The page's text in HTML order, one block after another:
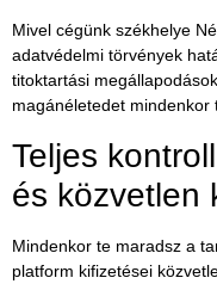
Mivel cégünk székhelye
adatvédelmi törvények
titoktartási
magánéletedet mindenkor
Teljes
és közvetlen
Mindenkor te maradsz a
platform kifizetései